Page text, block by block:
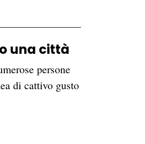
una città
persone
di cattivo gusto